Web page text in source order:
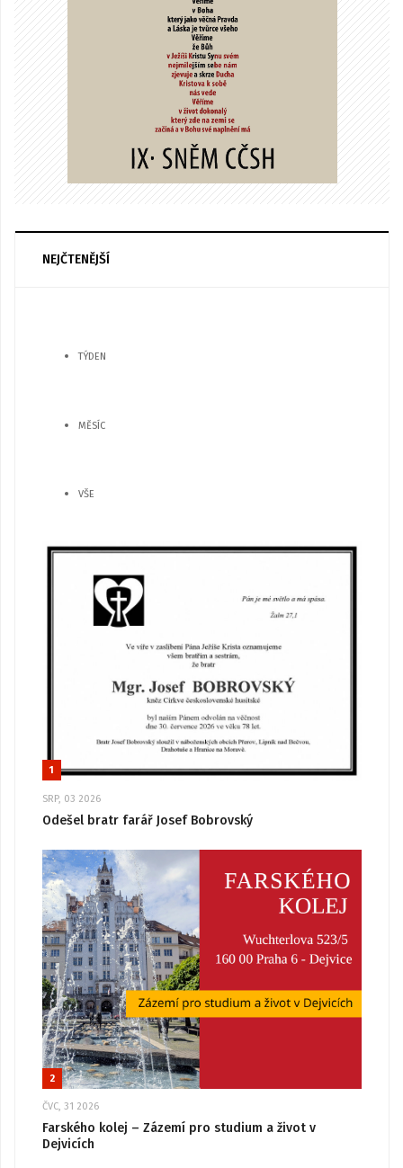
NEJČTENĚJŠÍ
TÝDEN
MĚSÍC
VŠE
1
SRP, 03 2026
Odešel bratr farář Josef Bobrovský
2
ČVC, 31 2026
Farského kolej – Zázemí pro studium a život v
Dejvicích